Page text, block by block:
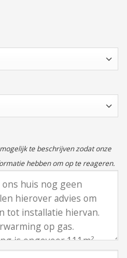
te beschrijven zodat onze
hebben om op te reageren.